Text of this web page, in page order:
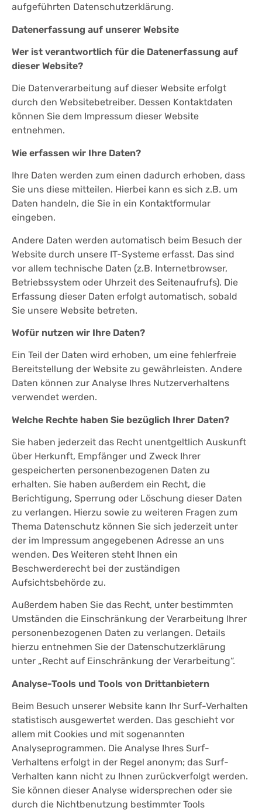
aufgeführten Datenschutzerklärung.
Datenerfassung auf unserer Website
Wer ist verantwortlich für die Datenerfassung auf
dieser Website?
Die Datenverarbeitung auf dieser Website erfolgt
durch den Websitebetreiber. Dessen Kontaktdaten
können Sie dem Impressum dieser Website
entnehmen.
Wie erfassen wir Ihre Daten?
Ihre Daten werden zum einen dadurch erhoben, dass
Sie uns diese mitteilen. Hierbei kann es sich z.B. um
Daten handeln, die Sie in ein Kontaktformular
eingeben.
Andere Daten werden automatisch beim Besuch der
Website durch unsere IT-Systeme erfasst. Das sind
vor allem technische Daten (z.B. Internetbrowser,
Betriebssystem oder Uhrzeit des Seitenaufrufs). Die
Erfassung dieser Daten erfolgt automatisch, sobald
Sie unsere Website betreten.
Wofür nutzen wir Ihre Daten?
Ein Teil der Daten wird erhoben, um eine fehlerfreie
Bereitstellung der Website zu gewährleisten. Andere
Daten können zur Analyse Ihres Nutzerverhaltens
verwendet werden.
Welche Rechte haben Sie bezüglich Ihrer Daten?
Sie haben jederzeit das Recht unentgeltlich Auskunft
über Herkunft, Empfänger und Zweck Ihrer
gespeicherten personenbezogenen Daten zu
erhalten. Sie haben außerdem ein Recht, die
Berichtigung, Sperrung oder Löschung dieser Daten
zu verlangen. Hierzu sowie zu weiteren Fragen zum
Thema Datenschutz können Sie sich jederzeit unter
der im Impressum angegebenen Adresse an uns
wenden. Des Weiteren steht Ihnen ein
Beschwerderecht bei der zuständigen
Aufsichtsbehörde zu.
Außerdem haben Sie das Recht, unter bestimmten
Umständen die Einschränkung der Verarbeitung Ihrer
personenbezogenen Daten zu verlangen. Details
hierzu entnehmen Sie der Datenschutzerklärung
unter „Recht auf Einschränkung der Verarbeitung“.
Analyse-Tools und Tools von Drittanbietern
Beim Besuch unserer Website kann Ihr Surf-Verhalten
statistisch ausgewertet werden. Das geschieht vor
allem mit Cookies und mit sogenannten
Analyseprogrammen. Die Analyse Ihres Surf-
Verhaltens erfolgt in der Regel anonym; das Surf-
Verhalten kann nicht zu Ihnen zurückverfolgt werden.
Sie können dieser Analyse widersprechen oder sie
durch die Nichtbenutzung bestimmter Tools